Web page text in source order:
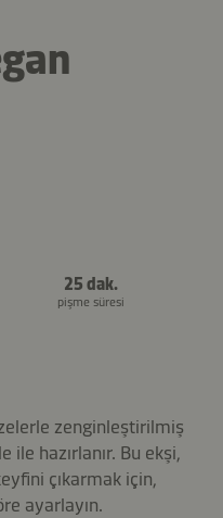
25 dak.
pişme süresi
zenginleştirilmiş
hazırlanır. Bu ekşi,
çıkarmak için,
ayarlayın.